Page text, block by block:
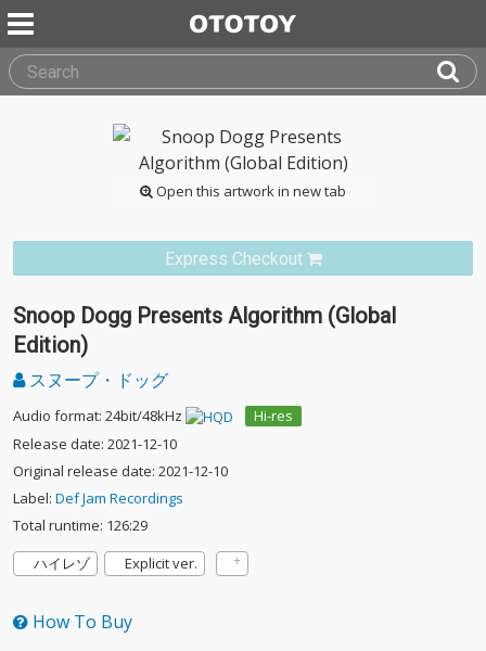
Open this artwork in new tab
Express Checkout
Snoop Dogg Presents Algorithm (Global
Edition)
スヌープ・ドッグ
Audio format: 24bit/48kHz
Hi-res
Release date: 2021-12-10
Original release date: 2021-12-10
Label: Def Jam Recordings
Total runtime: 126:29
ハイレゾ
Explicit ver.
How To Buy